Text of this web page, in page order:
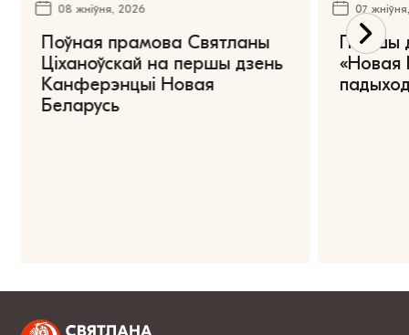
08 жніўня, 2026
Поўная прамова Святланы
Ціханоўскай на першы дзень
Канферэнцыі Новая
Беларусь
07
Першы
«Новая